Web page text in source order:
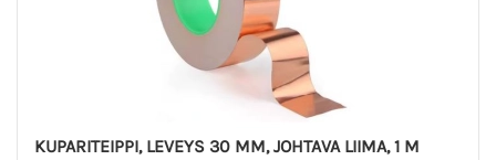
KUPARITEIPPI, LEVEYS 30 MM, JOHTAVA LIIMA, 1 M